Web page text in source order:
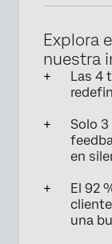
Explora
nuestra
Las 4
Solo
en
El 92
una